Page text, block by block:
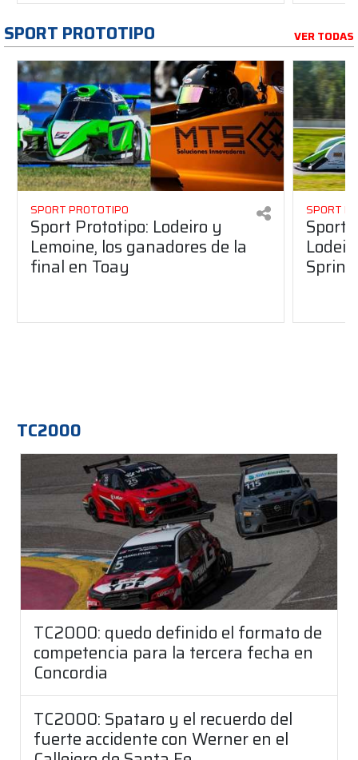
SPORT PROTOTIPO VER TODAS
SPORT PROTOTIPO
Sport Prototipo: Lodeiro y
Lemoine, los ganadores de la
final en Toay
SPORT
Sport
Sprint
TC2000
TC2000: quedo definido el formato de
competencia para la tercera fecha en
Concordia
TC2000: Spataro y el recuerdo del
fuerte accidente con Werner en el